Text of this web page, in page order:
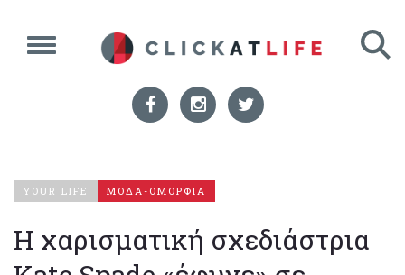
YOUR LIFE ΜΟΔΑ-ΟΜΟΡΦΙΑ
Η χαρισματική σχεδιάστρια